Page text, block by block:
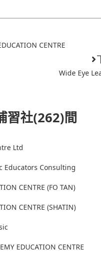
CENTRE
Wide Eye
習社(262)間
Ltd
Educators Consulting
CENTRE (FO TAN)
CENTRE (SHATIN)
EDUCATION CENTRE